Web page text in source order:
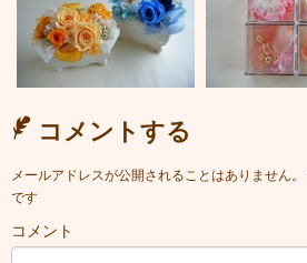
コメントする
メールアドレスが公開されることはありません。
です
コメント